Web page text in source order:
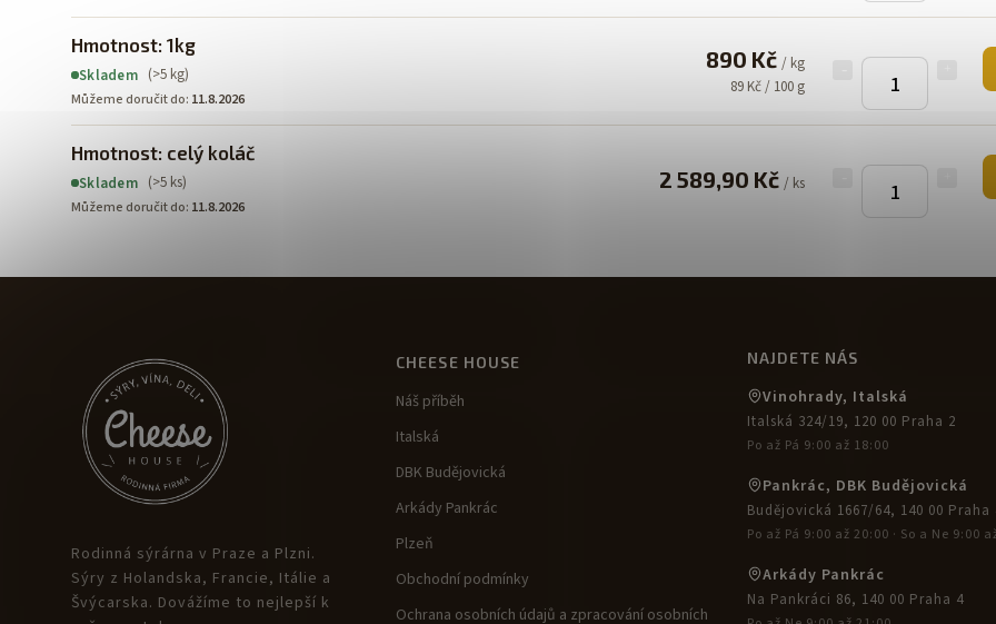
Hmotnost: 1kg
Skladem (>5 kg)
Můžeme doručit do: 11.8.2026
890 Kč / kg
89 Kč / 100 g
Hmotnost: celý koláč
Skladem (>5 ks)
Můžeme doručit do: 11.8.2026
2 589,90 Kč / ks
Rodinná sýrárna v Praze a Plzni.
Sýry z Holandska, Francie, Itálie a
Švýcarska. Dovážíme to nejlepší k
CHEESE HOUSE
Náš příběh
Italská
DBK Budějovická
Arkády Pankrác
Plzeň
Obchodní podmínky
Ochrana osobních údajů a zpracování osobních
NAJDETE NÁS
Vinohrady, Italská
Italská 324/19, 120 00 Praha 2
Po až Pá 9:00 až 18:00
Pankrác, DBK Budějovická
Budějovická 1667/64, 140 00 Praha
Po až Pá 9:00 až 20:00 · So a Ne 9:00
Arkády Pankrác
Na Pankráci 86, 140 00 Praha 4